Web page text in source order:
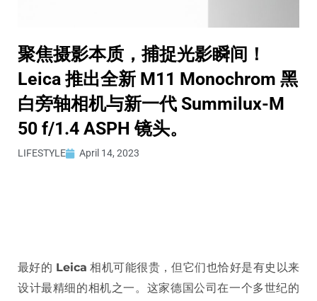
聚焦摄影本质，捕捉光影瞬间！
Leica 推出全新 M11 Monochrom 黑
白旁轴相机与新一代 Summilux-M
50 f/1.4 ASPH 镜头。
LIFESTYLE April 14, 2023
最好的 Leica 相机可能很贵，但它们也恰好是有史以来
设计最精细的相机之一。这家德国公司在一个多世纪的